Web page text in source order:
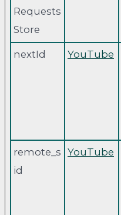
Requests
Store
nextId YouTube
remote_s
id
YouTube